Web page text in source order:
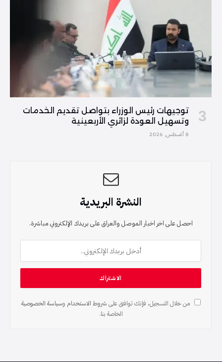
توجيهات رئيس الوزراء بتواصل تقديم الخدمات
وتسهيل العودة لزائري الأربعينية
8 أغسطس, 2026
النشرة البريدية
احصل على اخر اخبار الموصل والعراق على بريدك الإلكتروني مباشرة.
من خلال التسجيل، فإنك توافق على شروط الاستخدام وسياسة الخصوصية
الخاصة بنا.